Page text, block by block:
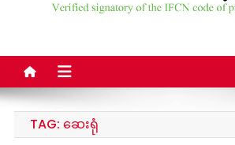
TAG: ဆေးရုံ